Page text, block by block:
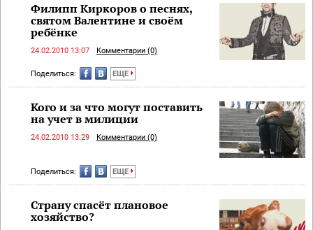
Филипп Киркоров о песнях,
святом Валентине и своём
ребёнке
24.02.2010 13:07 Комментарии (0)
Поделиться: ЕЩЕ
Кого и за что могут поставить
на учет в милиции
24.02.2010 13:29 Комментарии (0)
Поделиться: ЕЩЕ
Страну спасёт плановое
хозяйство?